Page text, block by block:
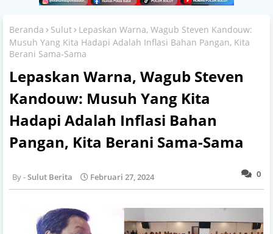
Beranda Sulut
Lepaskan Warna, Wagub Steven Kandouw:
Musuh Yang Kita Hadapi Adalah Inflasi Bahan Pangan, Kita
Berani Sama-Sama
Lepaskan Warna, Wagub Steven
Kandouw: Musuh Yang Kita
Hadapi Adalah Inflasi Bahan
Pangan, Kita Berani Sama-Sama
0
Sulut Berita Februari 27, 2024